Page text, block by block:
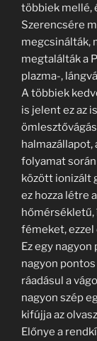
többiek mellé,
Szerencsére
megcsinálták,
megtalálták a
plazma-,
A többiek
is jelent ez az
halmazállapot,
folyamat
között ionizált
ez hozza létre
hőmérsékletű,
fémeket, ezzel
Ez egy
nagyon
ráadásul a
nagyon szép
kifújja az
Előnye a